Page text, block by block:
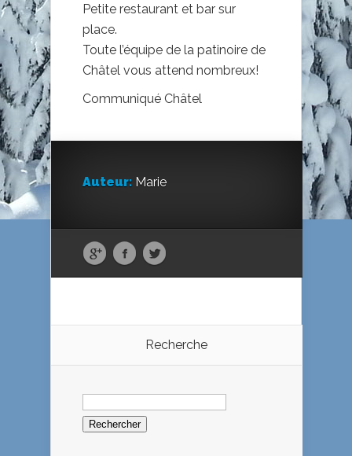
Petite restaurant et bar sur
place.
Toute l’équipe de la patinoire de
Châtel vous attend nombreux!
Communiqué Châtel
Auteur: Marie
Recherche
Rechercher :